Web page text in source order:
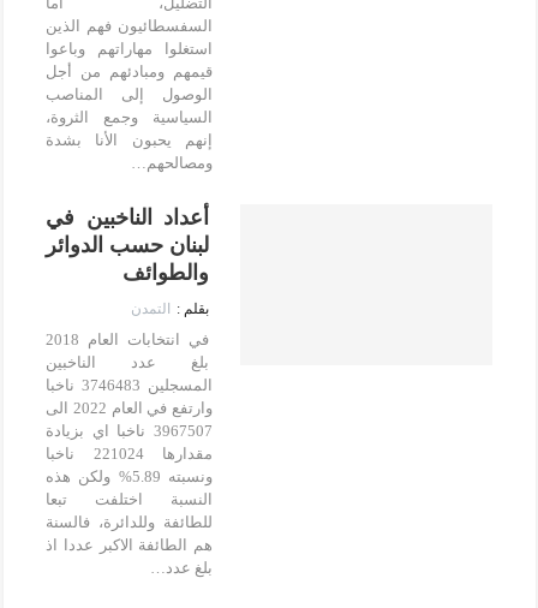
السفسطائيون فهم الذين
استغلوا مهاراتهم وباعوا
قيمهم ومبادئهم من أجل
الوصول إلى المناصب
السياسية وجمع الثروة،
إنهم يحبون الأنا بشدة
ومصالحهم…
أعداد الناخبين في
لبنان حسب الدوائر
والطوائف
التمدن
في انتخابات العام 2018
بلغ عدد الناخبين
المسجلين 3746483 ناخبا
وارتفع في العام 2022 الى
3967507 ناخبا اي بزيادة
مقدارها 221024 ناخبا
ونسبته 5.89% ولكن هذه
النسبة اختلفت تبعا
للطائفة وللدائرة، فالسنة
هم الطائفة الاكبر عددا اذ
بلغ عدد…